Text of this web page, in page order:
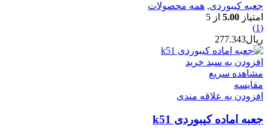
جعبه کیبوردی, همه محصولات
امتیاز 5.00 از 5
(1)
ریال277.343
افزودن به سبد خرید
مشاهده سریع
مقایسه
افزودن به علاقه مندی
جعبه اماده کیبوردی k51